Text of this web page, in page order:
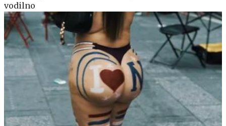
vodilno